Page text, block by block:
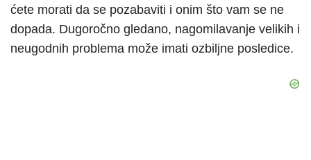
ćete morati da se pozabaviti i onim što vam se ne
dopada. Dugoročno gledano, nagomilavanje velikih i
neugodnih problema može imati ozbiljne posledice.